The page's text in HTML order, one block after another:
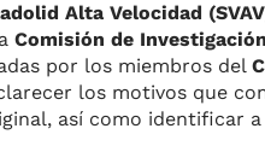
Alta Velocidad
Comisión de Investigación
por los miembros del
los motivos que
así como identificar a